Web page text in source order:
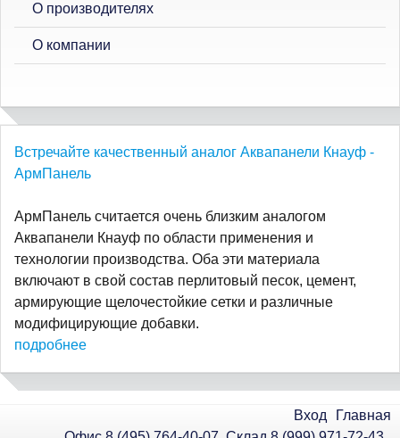
О производителях
О компании
Встречайте качественный аналог Аквапанели Кнауф -
АрмПанель
АрмПанель считается очень близким аналогом
Аквапанели Кнауф по области применения и
технологии производства. Оба эти материала
включают в свой состав перлитовый песок, цемент,
армирующие щелочестойкие сетки и различные
модифицирующие добавки.
подробнее
Вход
Главная